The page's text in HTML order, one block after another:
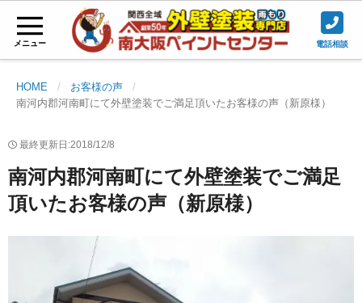
メニュー 電話相談
HOME
お客様の声
南河内郡河南町にて外壁塗装でご満足頂いたお客様の声（新原様）
最終更新日:2018/12/8
南河内郡河南町にて外壁塗装でご満足
頂いたお客様の声（新原様）